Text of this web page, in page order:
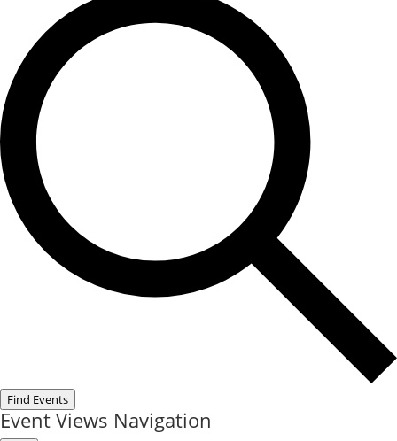
Find Events
Event Views Navigation